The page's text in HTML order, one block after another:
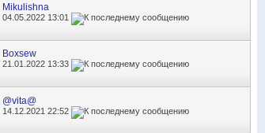
Mikulishna
04.05.2022 13:01
Boxsew
21.01.202213:33
@vita@
14.12.202122:52